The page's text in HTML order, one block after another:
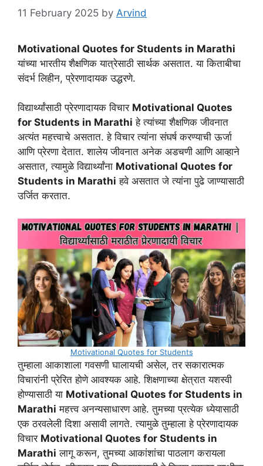
11 February 2025 by Arvind
Motivational Quotes for Students in Marathi
यांच्या भारतीय शैक्षणिक यात्रेसाठी सार्थक असतात. या किताबीचा
संदर्भ लिहीन, प्रेरणादायक उद्धरणे.
विद्यार्थ्यांसाठी प्रेरणादायक विचार Motivational Quotes
for Students in Marathi हे त्यांच्या शैक्षणिक जीवनात
अत्यंत महत्त्वाचे असतात. हे विचार त्यांना संघर्ष करण्याची ऊर्जा
आणि प्रेरणा देतात. शालेय जीवनात अनेक अडचणी आणि आव्हाने
असतात, त्यामुळे विद्यार्थ्यांना Motivational Quotes for
Students in Marathi हवे असतात जे त्यांना पुढे जाण्यासाठी
उर्जित करतात.
Motivational Quotes for Students
तुम्हाला आकाशाला गवसणी घालायची असेल, तर सकारात्मक
विचारांनी प्रेरित होणे आवश्यक आहे. शिक्षणाच्या क्षेत्रात यशस्वी
होण्यासाठी या Motivational Quotes for Students in
Marathi महत्त्व अनन्यसाधारण आहे. तुमच्या प्रत्येक ध्येयासाठी
एक ठरवलेली दिशा असावी लागते. त्यामुळे तुम्हाला हे प्रेरणादायक
विचार Motivational Quotes for Students in
Marathi लागू करून, तुमच्या आकांशांचा पाठलाग करायला